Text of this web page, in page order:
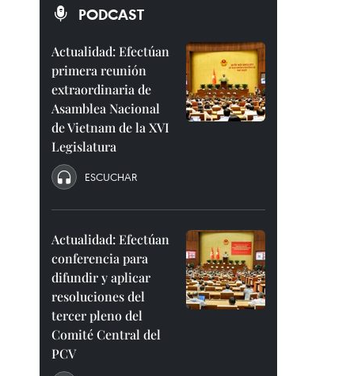
PODCAST
Actualidad: Efectúan
primera reunión
extraordinaria de
Asamblea Nacional
de Vietnam de la XVI
Legislatura
ESCUCHAR
Actualidad: Efectúan
conferencia para
difundir y aplicar
resoluciones del
tercer pleno del
Comité Central del
PCV